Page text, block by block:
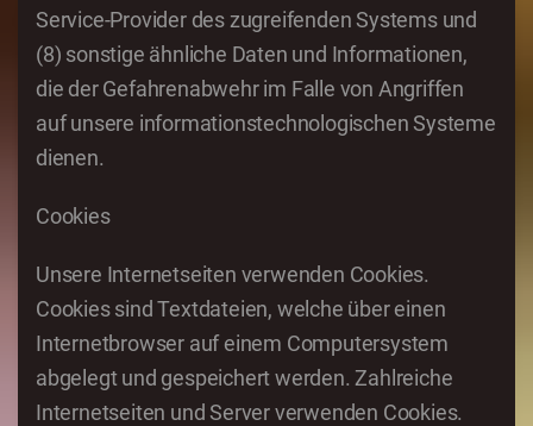
Service-Provider des zugreifenden Systems und
(8) sonstige ähnliche Daten und Informationen,
die der Gefahrenabwehr im Falle von Angriffen
auf unsere informationstechnologischen Systeme
dienen.
Cookies
Unsere Internetseiten verwenden Cookies.
Cookies sind Textdateien, welche über einen
Internetbrowser auf einem Computersystem
abgelegt und gespeichert werden. Zahlreiche
Internetseiten und Server verwenden Cookies.